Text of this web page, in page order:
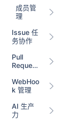
成员管
理
Issue 任
务协作
Pull
Request
WebHoo
k 管理
AI 生产
力